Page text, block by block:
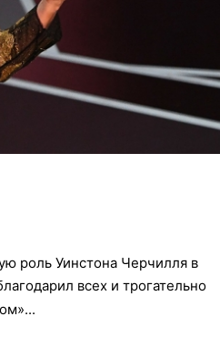
роль Уинстона Черчилля в
всех и трогательно